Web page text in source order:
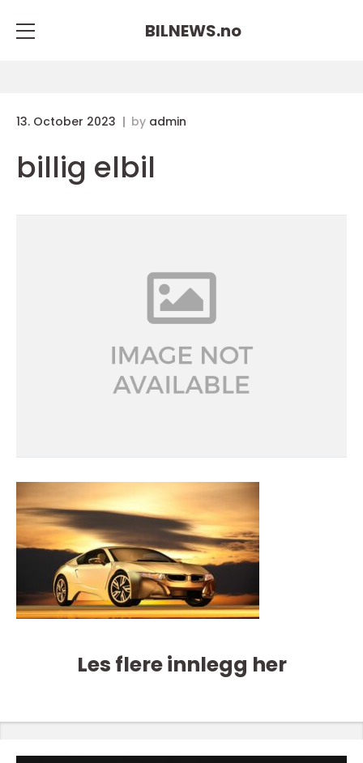
BILNEWS.no
13. October 2023 by admin
billig elbil
Les flere innlegg her